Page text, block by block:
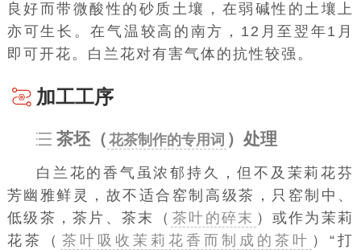
良好而带微酸性的砂质土壤，在弱碱性的土壤上
亦可生长。在气温较高的南方，12月至翌年1月
即可开花。白兰花对有害气体的抗性较强。
加工工序
茶坯（ 花茶制作的专用词 ）处理
白兰花的香气虽浓郁持久，但不及茉莉花芬
芳幽雅鲜灵，故不适合窑制高级茶，只窑制中、
低级茶，茶片、茶末（ 茶叶的碎末 ）或作为茉莉
花茶（ 茶叶吸收茉莉花香而制成的茶叶 ）“打